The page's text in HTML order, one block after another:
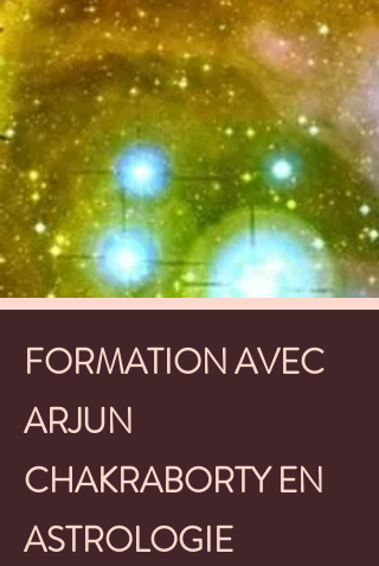
FORMATION AVEC
ARJUN
CHAKRABORTY EN
ASTROLOGIE